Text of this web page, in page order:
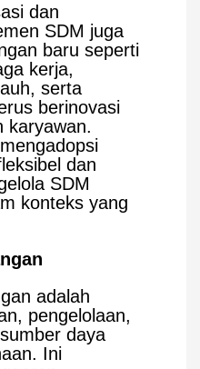
dan
SDM juga
baru seperti
kerja,
serta
berinovasi
karyawan.
dan
SDM
konteks yang
adalah
pengelolaan,
daya
Ini